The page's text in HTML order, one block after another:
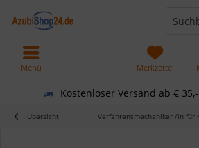
Kostenloser Versand ab €
Merkzettel
Menü
Übersicht Verfahrensmechaniker /in für